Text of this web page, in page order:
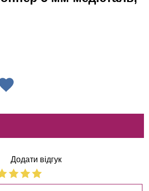
Додати відгук